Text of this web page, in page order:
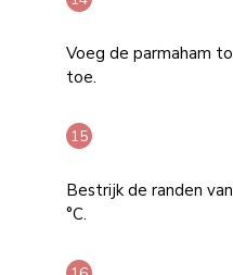
Voeg de parmaham
toe.
Bestrijk de randen
°C.